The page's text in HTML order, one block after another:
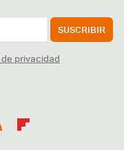
SUSCRIBIR
privacidad